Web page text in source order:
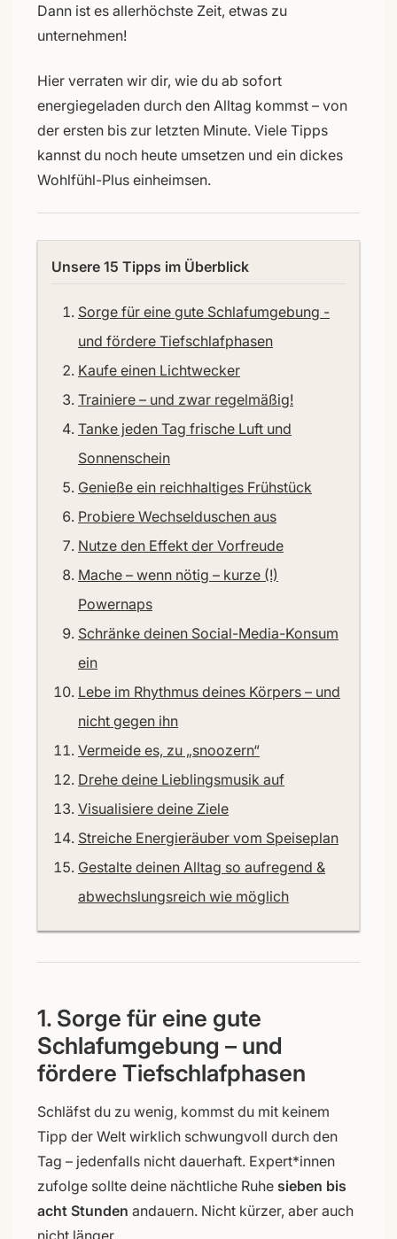
Dann ist es allerhöchste Zeit, etwas zu
unternehmen!
Hier verraten wir dir, wie du ab sofort
energiegeladen durch den Alltag kommst – von
der ersten bis zur letzten Minute. Viele Tipps
kannst du noch heute umsetzen und ein dickes
Wohlfühl-Plus einheimsen.
Unsere 15 Tipps im Überblick
Sorge für eine gute Schlafumgebung -
und fördere Tiefschlafphasen
Kaufe einen Lichtwecker
Trainiere – und zwar regelmäßig!
Tanke jeden Tag frische Luft und
Sonnenschein
Genieße ein reichhaltiges Frühstück
Probiere Wechselduschen aus
Nutze den Effekt der Vorfreude
Mache – wenn nötig – kurze (!)
Powernaps
Schränke deinen Social-Media-Konsum
ein
Lebe im Rhythmus deines Körpers – und
nicht gegen ihn
Vermeide es, zu „snoozern“
Drehe deine Lieblingsmusik auf
Visualisiere deine Ziele
Streiche Energieräuber vom Speiseplan
Gestalte deinen Alltag so aufregend &
abwechslungsreich wie möglich
1. Sorge für eine gute
Schlafumgebung – und
fördere Tiefschlafphasen
Schläfst du zu wenig, kommst du mit keinem
Tipp der Welt wirklich schwungvoll durch den
Tag – jedenfalls nicht dauerhaft. Expert*innen
zufolge sollte deine nächtliche Ruhe sieben bis
acht Stunden andauern. Nicht kürzer, aber auch
nicht länger.